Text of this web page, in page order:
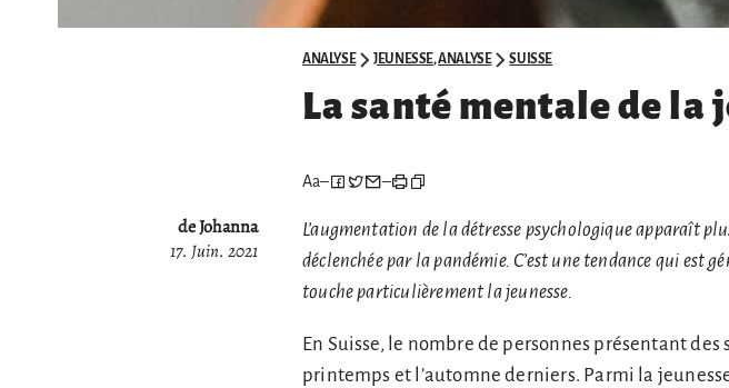
ANALYSE JEUNESSE,ANALYSE SUISSE
La santé mentale de la
Aa– –
de Johanna
17. Juin. 2021
L’augmentation de la détresse psychologique apparaît
déclenchée par la pandémie. C’est une tendance qui est
touche particulièrement la jeunesse.
En Suisse, le nombre de personnes présentant
printemps et l’automne derniers. Parmi la